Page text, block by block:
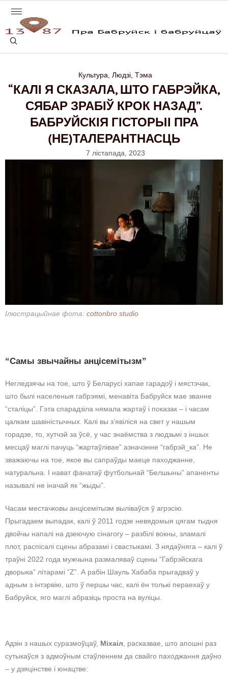
Культура Людзі Тэма
“КАЛІ Я СКАЗАЛА, ШТО ГАБРЭЙКА,
СЯБАР ЗРАБІЎ КРОК НАЗАД”.
БАБРУЙСКІЯ ГІСТОРЫІ ПРА
(НЕ)ТАЛЕРАНТНАСЦЬ
7 лістапада, 2023
Ілюстрацыйнае фота: cottonbro studio
“Самы звычайны анцісемітызм”
Негледзячы на тое, што ў Беларусі хапае гарадоў і мястэчак,
што былі населеныя габрэямі, менавіта Бабруйск мае званне
“сталіцы”. Гэта спарадзіла нямала жартаў і показак – і часам
цалкам шавіністычных. Калі вы з’явіліся на свет у нашым
горадзе, то, хутчэй за ўсё, у час знаёмства з людзьмі з іншых
месцаў маглі пачуць “жартаўлівае” азначэнне “габрэй_ка”. Не
зважаючы на тое, якое вы сапраўды маеце паходжанне,
натуральна. І нават фанатаў футбольнай “Белшыны” апаненты
называлі не іначай як “жыды”.
Часам местачковы анцісемітызм выліваўся ў агрэсію.
Прыгадаем выпадак, калі ў 2011 годзе невядомыя цягам тыдня
двойчы напалі на дзеючую сінагогу – разбілі вокны, зламалі
плот, распісалі сцены абразамі і свастыкамі. З нядаўняга – калі ў
траўні 2022 года мужчына размаляваў сцены “Габрэйскага
дворыка” літарамі “Z”. А рабін Шауль Хабаба прыгадваў у
адным з інтэрвію, што ў першы час, калі ён толькі пераехаў у
Бабруйск, яго маглі абразіць проста на вуліцы.
Адзін з нашых суразмоўцаў, Міхаіл, расказвае, што апошні раз
сутыкаўся з адмоўным стаўленнем да свайго паходжання даўно
– у дзяцінстве і юнацтве: